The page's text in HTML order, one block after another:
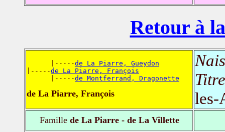
Retour à
      |-----
de La Piarre, Gueydon
|-----de La Piarre, François
      |-----
de Montferrand, Dragonette
de La Piarre, François
les-
Famillede La Piarre - de La Villette